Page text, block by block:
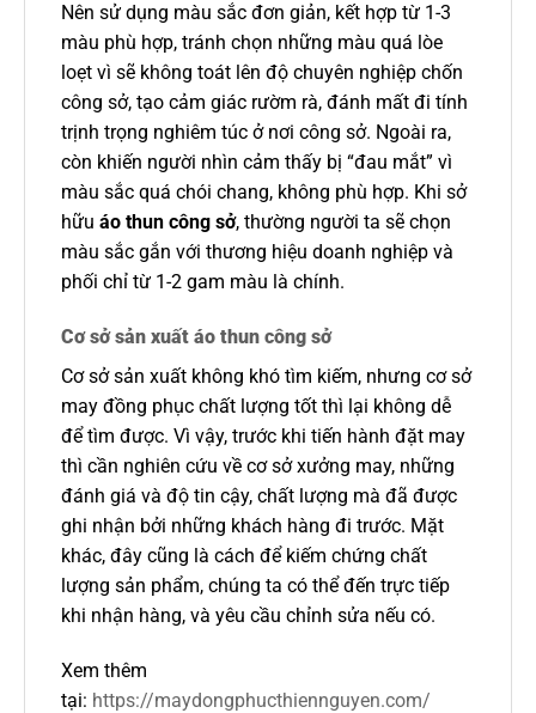
Nên sử dụng màu sắc đơn giản, kết hợp từ 1-3
màu phù hợp, tránh chọn những màu quá lòe
loẹt vì sẽ không toát lên độ chuyên nghiệp chốn
công sở, tạo cảm giác rườm rà, đánh mất đi tính
trịnh trọng nghiêm túc ở nơi công sở. Ngoài ra,
còn khiến người nhìn cảm thấy bị “đau mắt” vì
màu sắc quá chói chang, không phù hợp. Khi sở
hữu áo thun công sở, thường người ta sẽ chọn
màu sắc gắn với thương hiệu doanh nghiệp và
phối chỉ từ 1-2 gam màu là chính.
Cơ sở sản xuất áo thun công sở
Cơ sở sản xuất không khó tìm kiếm, nhưng cơ sở
may đồng phục chất lượng tốt thì lại không dễ
để tìm được. Vì vậy, trước khi tiến hành đặt may
thì cần nghiên cứu về cơ sở xưởng may, những
đánh giá và độ tin cậy, chất lượng mà đã được
ghi nhận bởi những khách hàng đi trước. Mặt
khác, đây cũng là cách để kiếm chứng chất
lượng sản phẩm, chúng ta có thể đến trực tiếp
khi nhận hàng, và yêu cầu chỉnh sửa nếu có.
Xem thêm
tại: https://maydongphucthiennguyen.com/